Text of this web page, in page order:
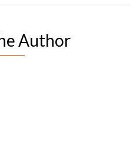
Author